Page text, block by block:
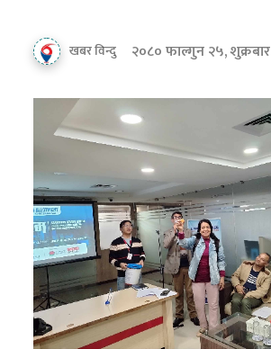
खबर विन्दु २०८० फाल्गुन २५, शुक्रबार